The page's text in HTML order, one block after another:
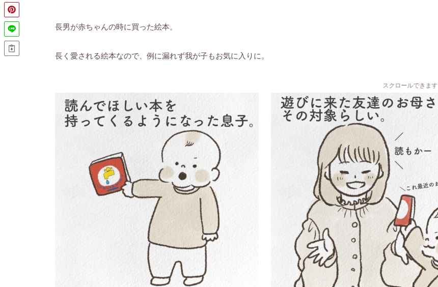
長男が赤ちゃんの時に買った絵本。
長く愛される絵本なので、例に漏れず我が子もお気に入りに。
スクロールできます